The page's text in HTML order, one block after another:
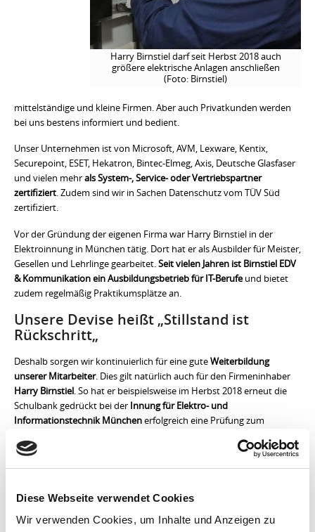
Diese Webseite verwendet Cookies
Wir verwenden Cookies, um Inhalte und Anzeigen zu
Harry Birnstiel darf seit Herbst 2018 auch
größere elektrische Anlagen anschließen
(Foto: Birnstiel)
mittelständige und kleine Firmen. Aber auch Privatkunden werden
bei uns bestens informiert und bedient.
Unser Unternehmen ist von Microsoft, AVM, Lexware, Kentix,
Securepoint, ESET, Hekatron, Bintec-Elmeg, Axis, Deutsche Glasfaser
und vielen mehrals System-, Service- oder Vertriebspartner
zertifiziert. Zudem sind wir in Sachen Datenschutz vom TÜV Süd
zertifiziert.
Vor der Gründung der eigenen Firma war Harry Birnstiel in der
Elektroinnung in München tätig. Dort hat er als Ausbilder für Meister,
Gesellen und Lehrlinge gearbeitet.Seit vielen Jahren ist Birnstiel EDV
& Kommunikation ein Ausbildungsbetrieb für IT-Berufeund bietet
zudem regelmäßig Praktikumsplätze an.
Unsere Devise heißt „Stillstand ist
Rückschritt„
Deshalb sorgen wir kontinuierlich für eine guteWeiterbildung
unserer Mitarbeiter. Dies gilt natürlich auch für den Firmeninhaber
Harry Birnstiel. So hat er beispielsweise im Herbst 2018 erneut die
Schulbank gedrückt bei der Innung für Elektro- und
Informationstechnik Münchenerfolgreich eine Prüfung zum
Niederspannungsnetz
in unserem Blog)